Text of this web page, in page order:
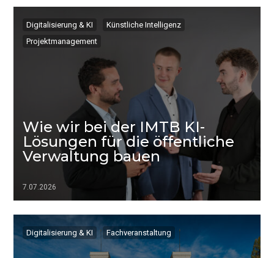
Digitalisierung & KI
Künstliche Intelligenz
Projektmanagement
Wie wir bei der IMTB KI-
Lösungen für die öffentliche
Verwaltung bauen
7.07.2026
Digitalisierung & KI Fachveranstaltung